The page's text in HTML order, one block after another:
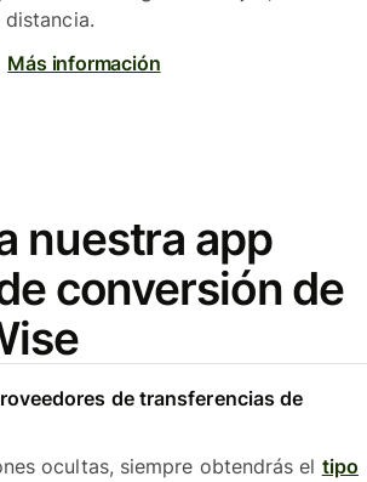
Más información
nuestra app
conversión de
de transferencias de
ocultas, siempre obtendrás el tipo